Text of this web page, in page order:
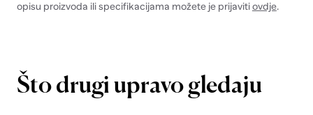
opisu proizvoda ili specifikacijama možete je prijavitiovdje.
Što drugi upravo gledaju